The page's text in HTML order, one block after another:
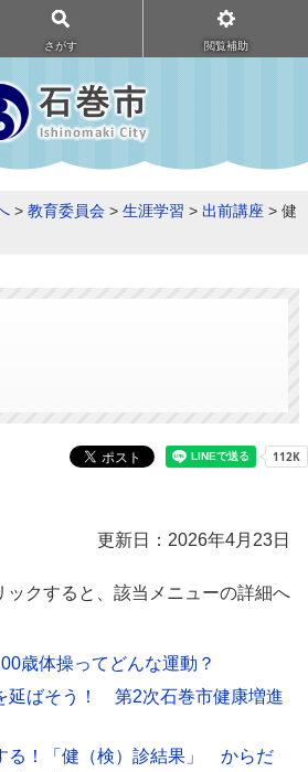
さがす 閲覧補助
> 教育委員会 > 生涯学習 > 出前講座 > 健
更新日：2026年4月23日
ックすると、該当メニューの詳細へ
歳体操ってどんな運動？
ばそう！ 第2次石巻市健康増進
る！「健（検）診結果」 からだ